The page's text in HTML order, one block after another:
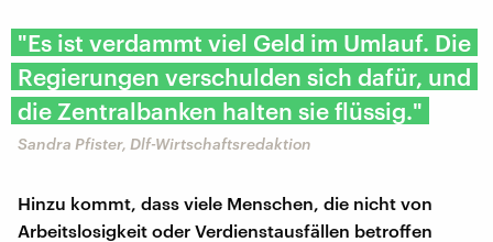
"Es ist verdammt viel Geld im Umlauf. Die
Regierungen verschulden sich dafür, und
die Zentralbanken halten sie flüssig."
Sandra Pfister, Dlf-Wirtschaftsredaktion
Hinzu kommt, dass viele Menschen, die nicht von
Arbeitslosigkeit oder Verdienstausfällen betroffen